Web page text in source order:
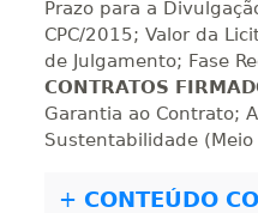
440 H 55dias
Prazo para a
CPC/2015; Valor da
de Julgamento; Fase
CONTRATOS
Garantia ao Contrato;
Sustentabilidade
+ CONTEÚDO